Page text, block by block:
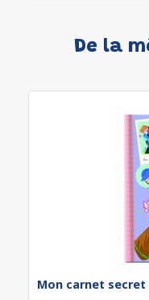
De la
Mon carnet secret